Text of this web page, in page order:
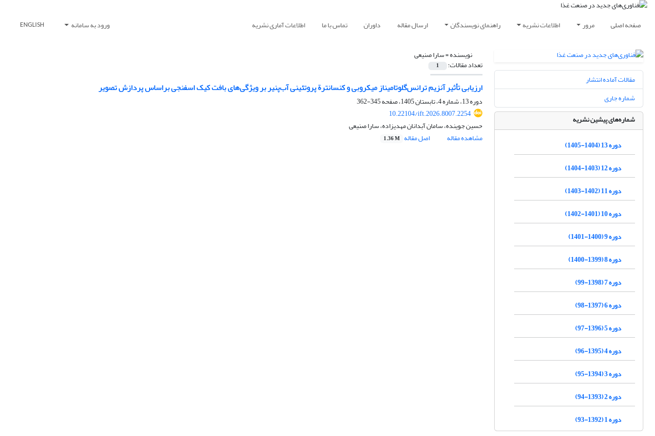
صفحه اصلی مرور اطلاعات نشریه راهنمای نویسندگان ارسال مقاله داوران تماس با ما اطلاعات آماری نشریه ورود به سامانه ENGLISH
نویسنده =سارا صنیعی
تعداد مقالات: 1
ارزیابی تأثیر آنزیم ترانس‌گلوتامیناز میکروبی و کنسانترة پروتئینی آب‌پنیر بر ویژگی‌های بافت کیک اسفنجی براساس پردازش تصویر
دوره 13، شماره 4، تابستان 1405، صفحه
345-362
10.22104/ift.2026.8007.2254
حسین جوینده، سامان آبدانان مهدیزاده، سارا صنیعی
مشاهده مقاله
اصل مقاله 1.36 M
مقالات آماده انتشار
شماره جاری
شماره‌های پیشین نشریه
دوره 13 (1404-1405)
دوره 12 (1403-1404)
دوره 11 (1402-1403)
دوره 10 (1401-1402)
دوره 9 (1400-1401)
دوره 8 (1399-1400)
دوره 7 (1398-99)
دوره 6 (1397-98)
دوره 5 (1396-97)
دوره 4 (1395-96)
دوره 3 (1394-95)
دوره 2 (1393-94)
دوره 1 (1392-93)